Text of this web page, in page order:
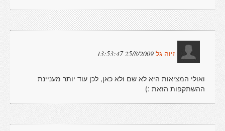
זיוה גל 25/8/2009 13:53:47
ואולי המציאות היא לא שם ולא כאן, לכן עוד יותר מעניינת
ההשתקפות הזאת :)